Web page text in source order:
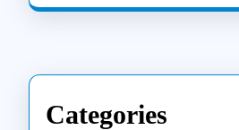
Categories